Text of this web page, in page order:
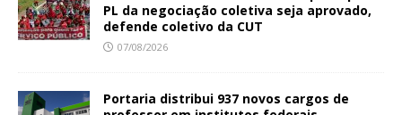
PL da negociação coletiva seja aprovado,
defende coletivo da CUT
07/08/2026
Portaria distribui 937 novos cargos de